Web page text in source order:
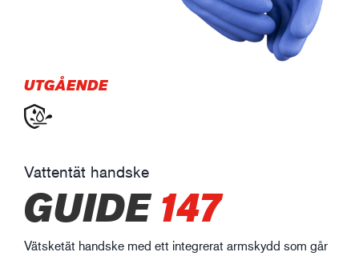
UTGÅENDE
Vattentät handske
GUIDE147
Vätsketät handske med ett integrerat armskydd som går